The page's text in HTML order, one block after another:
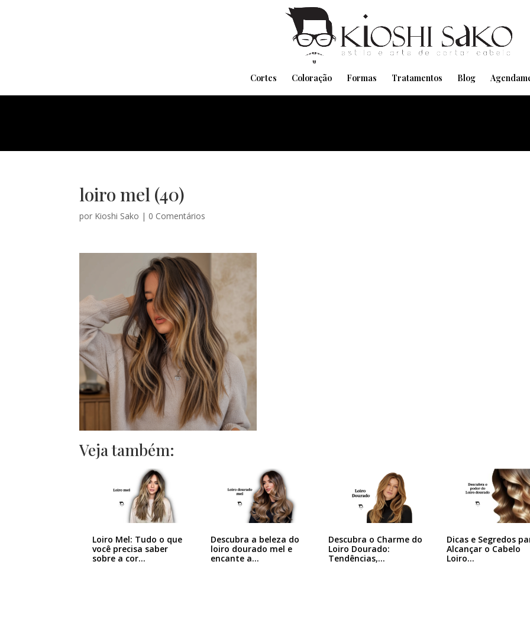
Cortes Coloração Formas Tratamentos Blog
loiro mel (40)
por Kioshi Sako | 0 Comentários
Veja também:
Loiro Mel: Tudo o que
você precisa saber
sobre a cor…
Descubra a beleza do
loiro dourado mel e
encante a…
Descubra o Charme do
Loiro Dourado:
Tendências,…
Dicas e Segredos
Alcançar o Cabelo
Loiro…
Pensando em transformar seu Visual??
Agende pelo Whatsapp